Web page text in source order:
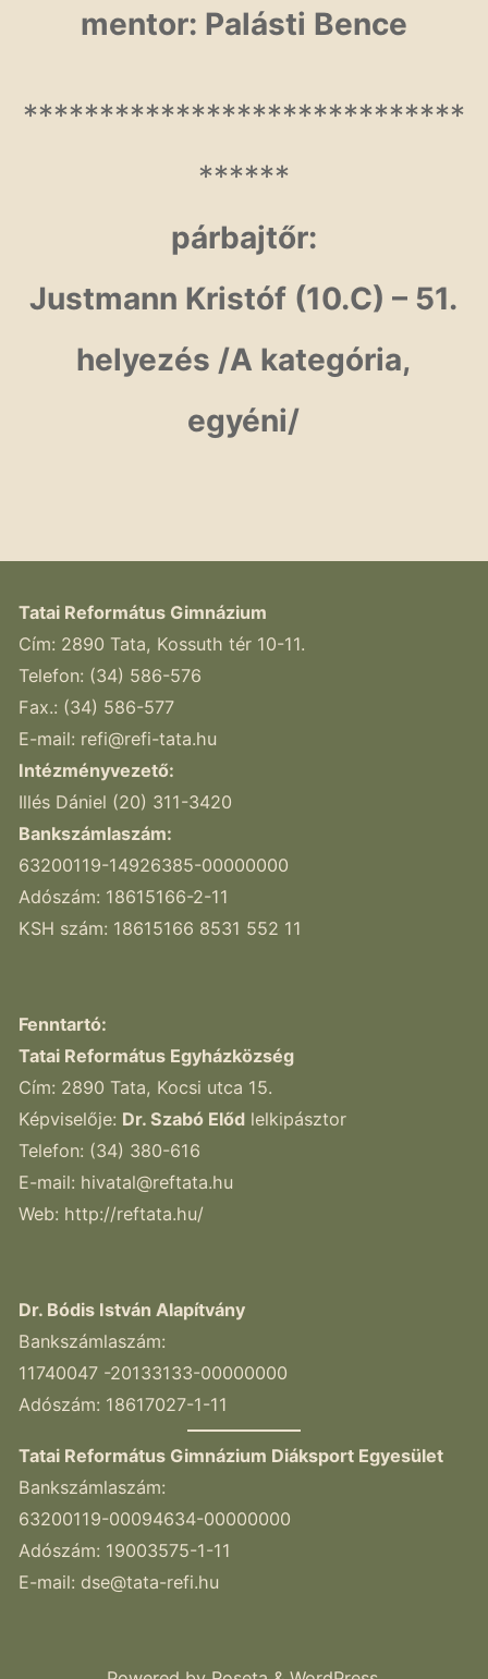
mentor: Palásti Bence
*****************************
******
párbajtőr:
Justmann Kristóf (10.C) – 51.
helyezés /A kategória,
egyéni/
Tatai Református Gimnázium
Cím: 2890 Tata, Kossuth tér 10-11.
Telefon: (34) 586-576
Fax.: (34) 586-577
E-mail: refi@refi-tata.hu
Intézményvezető:
Illés Dániel (20) 311-3420
Bankszámlaszám:
63200119-14926385-00000000
Adószám: 18615166-2-11
KSH szám: 18615166 8531 552 11
Fenntartó:
Tatai Református Egyházközség
Cím: 2890 Tata, Kocsi utca 15.
Képviselője: Dr. Szabó Előd lelkipásztor
Telefon: (34) 380-616
E-mail: hivatal@reftata.hu
Web: http://reftata.hu/
Dr. Bódis István Alapítvány
Bankszámlaszám:
11740047 -20133133-00000000
Adószám: 18617027-1-11
Tatai Református Gimnázium Diáksport Egyesület
Bankszámlaszám:
63200119-00094634-00000000
Adószám: 19003575-1-11
E-mail: dse@tata-refi.hu